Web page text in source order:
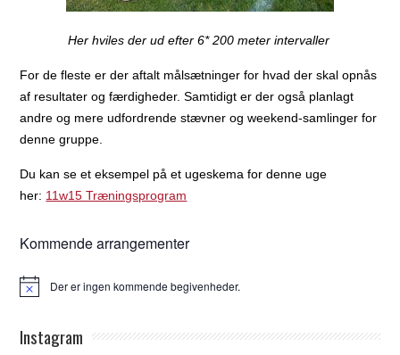
Her hviles der ud efter 6* 200 meter intervaller
For de fleste er der aftalt målsætninger for hvad der skal opnås
af resultater og færdigheder. Samtidigt er der også planlagt
andre og mere udfordrende stævner og weekend-samlinger for
denne gruppe.
Du kan se et eksempel på et ugeskema for denne uge
her: 11w15 Træningsprogram
Kommende arrangementer
Notice Der er ingen kommende begivenheder.
Instagram